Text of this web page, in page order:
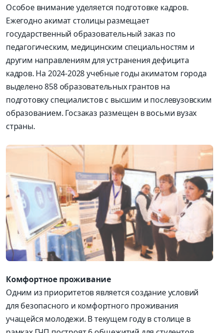
Особое внимание уделяется подготовке кадров.
Ежегодно акимат столицы размещает
государственный образовательный заказ по
педагогическим, медицинским специальностям и
другим направлениям для устранения дефицита
кадров. На 2024-2028 учебные годы акиматом города
выделено 858 образовательных грантов на
подготовку специалистов с высшим и послевузовским
образованием. Госзаказ размещен в восьми вузах
страны.
Комфортное проживание
Одним из приоритетов является создание условий
для безопасного и комфортного проживания
учащейся молодежи. В текущем году в столице в